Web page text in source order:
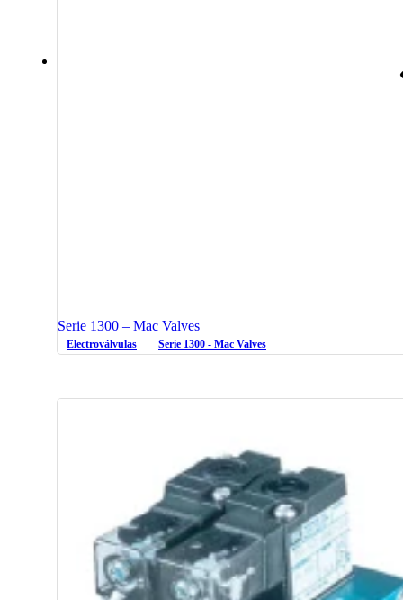
Serie 1300 – Mac Valves
Electroválvulas Serie 1300 - Mac Valves